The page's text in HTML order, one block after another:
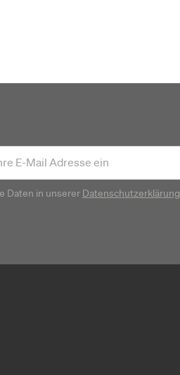
Daten in unserer Datenschutzerklärung